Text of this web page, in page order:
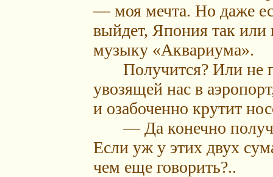
— моя мечта. Но даже
выйдет, Япония так или
музыку «Аквариума».
Получится? Или не
увозящей нас в
и озабоченно крутит
— Да конечно
Если уж у этих двух
чем еще говорить?..